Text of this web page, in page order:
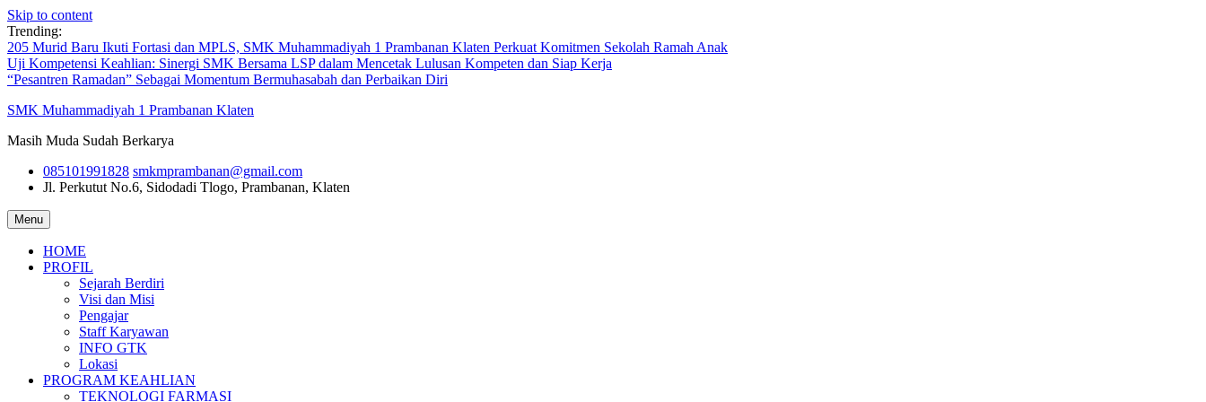
Skip to content
Trending:
205 Murid Baru Ikuti Fortasi dan MPLS, SMK Muhammadiyah 1 Prambanan Klaten Perkuat Komitmen Sekolah Ramah Anak
Uji Kompetensi Keahlian: Sinergi SMK Bersama LSP dalam Mencetak Lulusan Kompeten dan Siap Kerja
“Pesantren Ramadan” Sebagai Momentum Bermuhasabah dan Perbaikan Diri
SMK Muhammadiyah 1 Prambanan Klaten
Masih Muda Sudah Berkarya
085101991828 smkmprambanan@gmail.com
Jl. Perkutut No.6, Sidodadi Tlogo, Prambanan, Klaten
Menu
HOME
PROFIL
Sejarah Berdiri
Visi dan Misi
Pengajar
Staff Karyawan
INFO GTK
Lokasi
PROGRAM KEAHLIAN
TEKNOLOGI FARMASI